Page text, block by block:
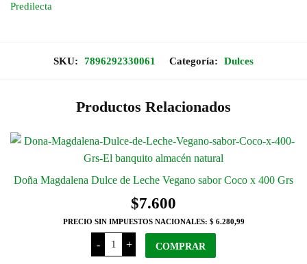
Predilecta
SKU: 7896292330061 Categoría: Dulces
Productos Relacionados
Doña Magdalena Dulce de Leche Vegano sabor Coco x 400 Grs
$7.600
PRECIO SIN IMPUESTOS NACIONALES: $ 6.280,99
-
Doña
Magdalena
Dulce
+ COMPRAR